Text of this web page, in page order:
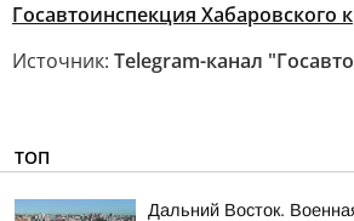
Госавтоинспекция Хабаровского
Источник: Telegram-канал
ТОП
Дальний Восток.